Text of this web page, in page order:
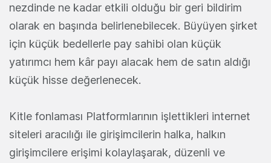
nezdinde ne kadar etkili olduğu bir geri bildirim
olarak en başında belirlenebilecek. Büyüyen şirket
için küçük bedellerle pay sahibi olan küçük
yatırımcı hem kâr payı alacak hem de satın aldığı
küçük hisse değerlenecek.
Kitle fonlaması Platformlarının işlettikleri internet
siteleri aracılığı ile girişimcilerin halka, halkın
girişimcilere erişimi kolaylaşarak, düzenli ve